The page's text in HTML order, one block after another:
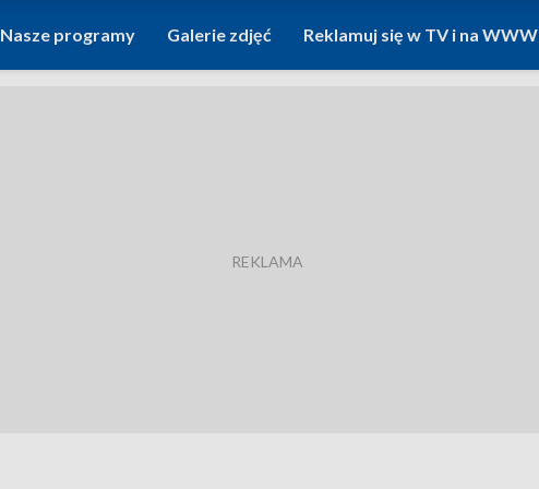
Nasze programy Galerie zdjęć Reklamuj się w TV i na WWW